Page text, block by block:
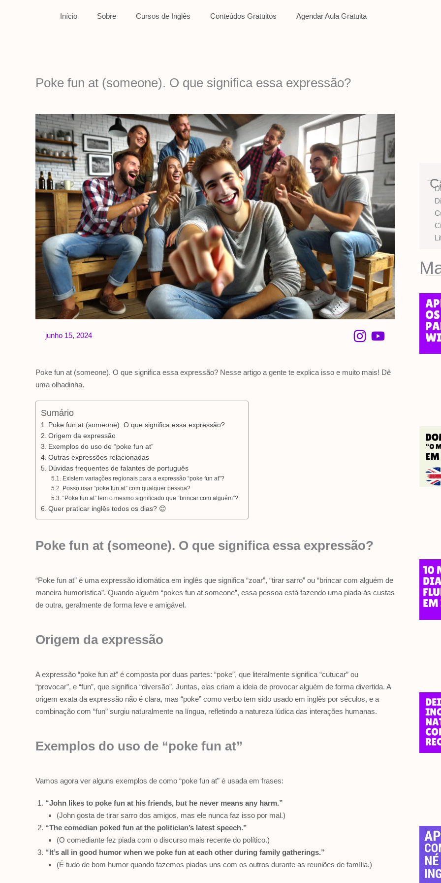
Início Sobre Cursos de Inglês Conteúdos Gratuitos Agendar Aula Gratuita
Poke fun at (someone). O que significa essa expressão?
junho 15, 2024
I
t
Y
t
Poke fun at (someone). O que significa essa expressão? Nesse artigo a gente te explica isso e muito mais! Dê
uma olhadinha.
Sumário
Poke fun at (someone). O que significa essa expressão?
Origem da expressão
Exemplos do uso de “poke fun at”
Outras expressões relacionadas
Dúvidas frequentes de falantes de português
Existem variações regionais para a expressão “poke fun at”?
Posso usar “poke fun at” com qualquer pessoa?
“Poke fun at” tem o mesmo significado que “brincar com alguém”?
Quer praticar inglês todos os dias? 😊
Poke fun at (someone). O que significa essa expressão?
“Poke fun at” é uma expressão idiomática em inglês que significa “zoar”, “tirar sarro” ou “brincar com alguém de
maneira humorística”. Quando alguém “pokes fun at someone”, essa pessoa está fazendo uma piada às custas
de outra, geralmente de forma leve e amigável.
Origem da expressão
A expressão “poke fun at” é composta por duas partes: “poke”, que literalmente significa “cutucar” ou
“provocar”, e “fun”, que significa “diversão”. Juntas, elas criam a ideia de provocar alguém de forma divertida. A
origem exata da expressão não é clara, mas “poke” como verbo tem sido usado em inglês por séculos, e a
combinação com “fun” surgiu naturalmente na língua, refletindo a natureza lúdica das interações humanas.
Exemplos do uso de “poke fun at”
Vamos agora ver alguns exemplos de como “poke fun at” é usada em frases:
“John likes to poke fun at his friends, but he never means any harm.”
(John gosta de tirar sarro dos amigos, mas ele nunca faz isso por mal.)
“The comedian poked fun at the politician’s latest speech.”
(O comediante fez piada com o discurso mais recente do político.)
“It’s all in good humor when we poke fun at each other during family gatherings.”
(É tudo de bom humor quando fazemos piadas uns com os outros durante as reuniões de família.)